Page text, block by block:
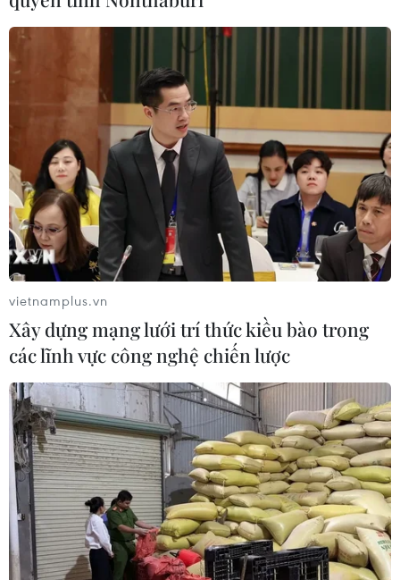
TIN CÙNG CHUYÊN MỤC
Đại tiệc Vespa 2026: Khi biểu
giữa lòng đô thị hiện đại
09/08/2026 16:09
Xe điện Trung Quốc mở rộng
cuộc đua công nghệ ra Đông Nam Á
08/08/2026 03:00
vietnamplus.vn
Xây dựng mạng lưới trí thức kiều bào trong
các lĩnh vực công nghệ chiến lược